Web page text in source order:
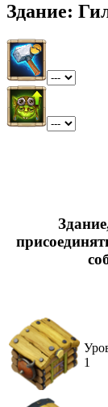
Здание:
1